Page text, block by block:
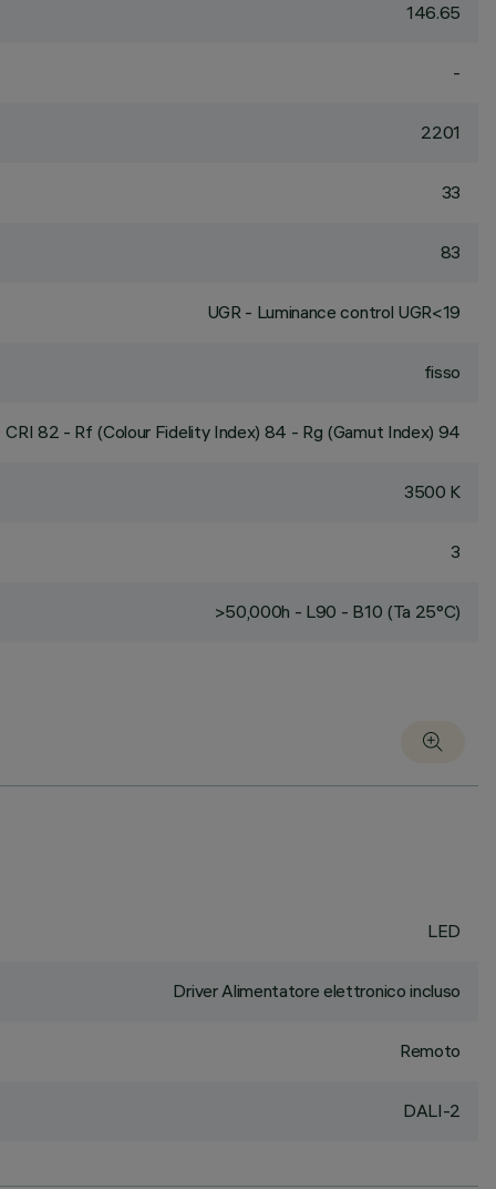
146.65
-
2201
33
83
UGR - Luminance control UGR<19
fisso
CRI 82 - Rf (Colour Fidelity Index) 84 - Rg (Gamut Index) 94
3500 K
3
>50,000h - L90 - B10 (Ta 25°C)
LED
Driver Alimentatore elettronico incluso
Remoto
DALI-2